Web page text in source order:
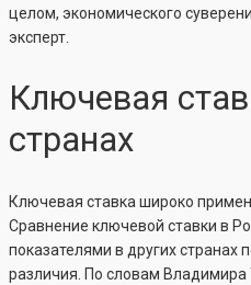
целом, экономического
эксперт.
Ключевая
странах
Ключевая ставка широко
Сравнение ключевой ставки в
показателями в других странах
различия. По словам Владимира